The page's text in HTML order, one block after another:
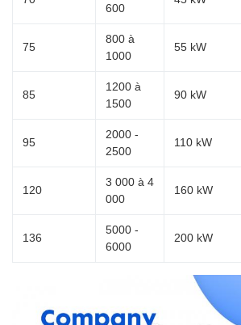
600
75
800 à
1000
55 kW
85
1200 à
1500
90 kW
95
2000 -
2500
110 kW
120
3 000 à 4
000
160 kW
136
5000 -
6000
200 kW